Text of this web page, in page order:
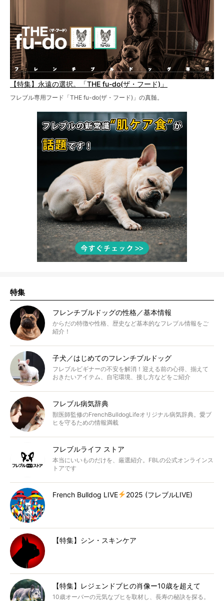
【特集】永遠の選択。「THE fu-do(ザ・フード)」
フレブル専用フード「THE fu-do(ザ・フード)」の真髄。
特集
フレンチブルドッグの性格／基本情報
からだの特徴や性格、歴史など基本的なフレブル情報をご
紹介！
子犬／はじめてのフレンチブルドッグ
フレブルビギナーの不安を解消！迎える前の心得、揃えて
おきたいアイテム、自宅環境、接し方などをご紹介
フレブル病気辞典
獣医師監修のFrenchBulldogLifeオリジナル病気辞典。愛ブ
ヒを守るための情報満載
フレブルライフ ストア
本当にいいものだけを、厳選紹介。FBLの公式オンラインス
トアです
French Bulldog LIVE 2025 (フレブルLIVE)
【特集】シン・スキンケア
【特集】レジェンドブヒの肖像ー10歳を超えて
10歳オーバーの元気なブヒを取材し、長寿の秘訣を探る。